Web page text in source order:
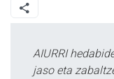
AIURRI
jaso eta